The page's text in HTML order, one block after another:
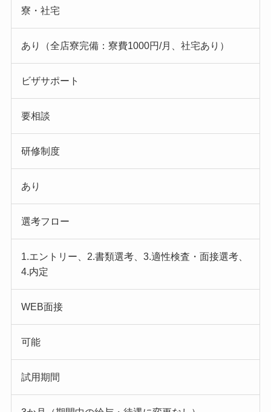
寮・社宅
あり（全店寮完備：寮費1000円/月、社宅あり）
ビザサポート
要相談
研修制度
あり
選考フロー
1.エントリー、2.書類選考、3.適性検査・面接選考、
4.内定
WEB面接
可能
試用期間